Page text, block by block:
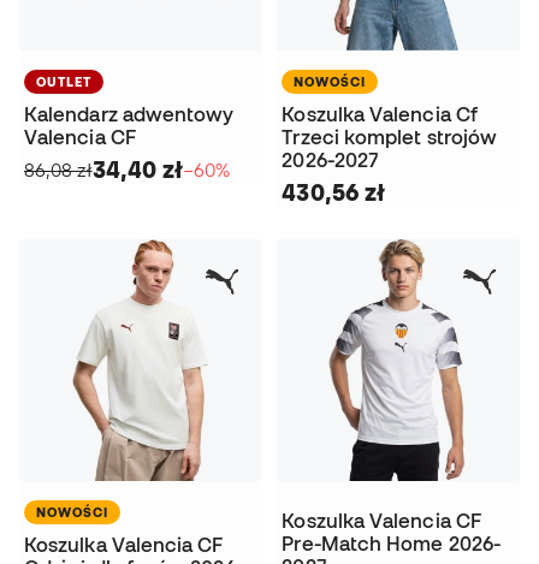
OUTLET
Kalendarz adwentowy
Valencia CF
86,08 zł34,40 zł−60%
NOWOŚCI
Koszulka Valencia Cf
Trzeci komplet strojów
2026-2027
430,56 zł
NOWOŚCI
Koszulka Valencia CF
Koszulka Valencia CF
Pre-Match Home 2026-